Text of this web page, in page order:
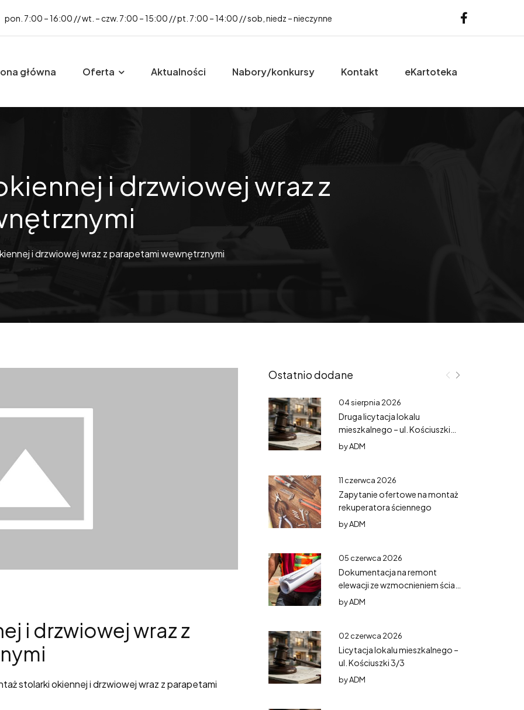
pon. 7:00 – 16:00 // wt. – czw. 7:00 – 15:00 // pt. 7:00 – 14:00 // sob, niedz – nieczynne
główna Oferta Aktualności Nabory/konkursy Kontakt eKartoteka
i drzwiowej wraz z
i drzwiowej wraz z parapetami wewnętrznymi
Ostatnio dodane
04 sierpnia 2026
Druga licytacja lokalu
mieszkalnego – ul. Kościuszki
3/3
byADM
11 czerwca 2026
Zapytanie ofertowe na montaż
rekuperatora ściennego
byADM
05 czerwca 2026
Dokumentacja na remont
elewacji ze wzmocnieniem ścian
– Mazurska 5
byADM
02 czerwca 2026
Licytacja lokalu mieszkalnego –
ul. Kościuszki 3/3
byADM
i drzwiowej wraz z
stolarki okiennej i drzwiowej wraz z parapetami